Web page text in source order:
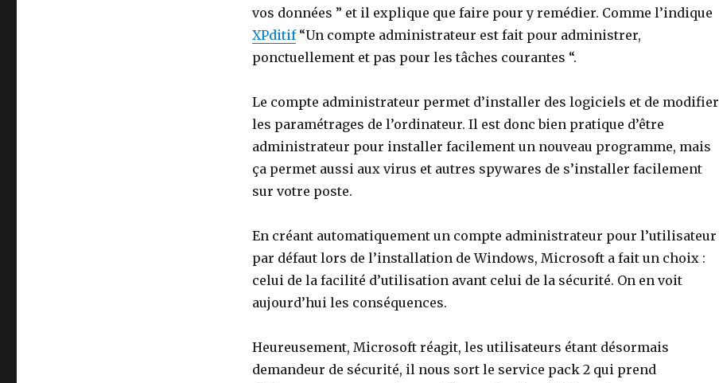
vos données ” et il explique que faire pour y remédier. Comme l’indique
XPditif“Un compte administrateur est fait pour administrer,
ponctuellement et pas pour les tâches courantes “.
Le compte administrateur permet d’installer des logiciels et de modifier
les paramétrages de l’ordinateur. Il est donc bien pratique d’être
administrateur pour installer facilement un nouveau programme, mais
ça permet aussi aux virus et autres spywares de s’installer facilement
sur votre poste.
En créant automatiquement un compte administrateur pour l’utilisateur
par défaut lors de l’installation de Windows, Microsoft a fait un choix :
celui de la facilité d’utilisation avant celui de la sécurité. On en voit
aujourd’hui les conséquences.
Heureusement, Microsoft réagit, les utilisateurs étant désormais
demandeur de sécurité, il nous sort le service pack 2 qui prend